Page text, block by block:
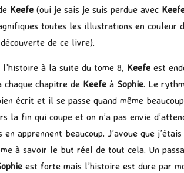
Keefe (oui je sais je suis perdue avec
toutes les illustrations en couleur
de ce livre).
à la suite du tome 8, Keefe est
chaque chapitre de Keefe à Sophie. Le
écrit et il se passe quand même
la fin qui coupe et on n’a pas envie
beaucoup. J’avoue que j’étais
à savoir le but réel de tout cela. Un
est forte mais l’histoire est dure par